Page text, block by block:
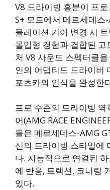
V8 드라이빙 흥분이 프
S+ 모드에서 메르세데스
뮬레이션 기어 변경 시
몰입형 경험과 결합된
처 V8 사운드 스펙터클
인의 어댑티드 드라이버
포츠카의 인식을 완성한
프로 수준의 드라이빙
어(AMG RACE
들은 메르세데스-AMG
신의 드라이빙 스타일에
다. 지능적으로 연결된
에 반응, 트랙션, 코너링
있다.